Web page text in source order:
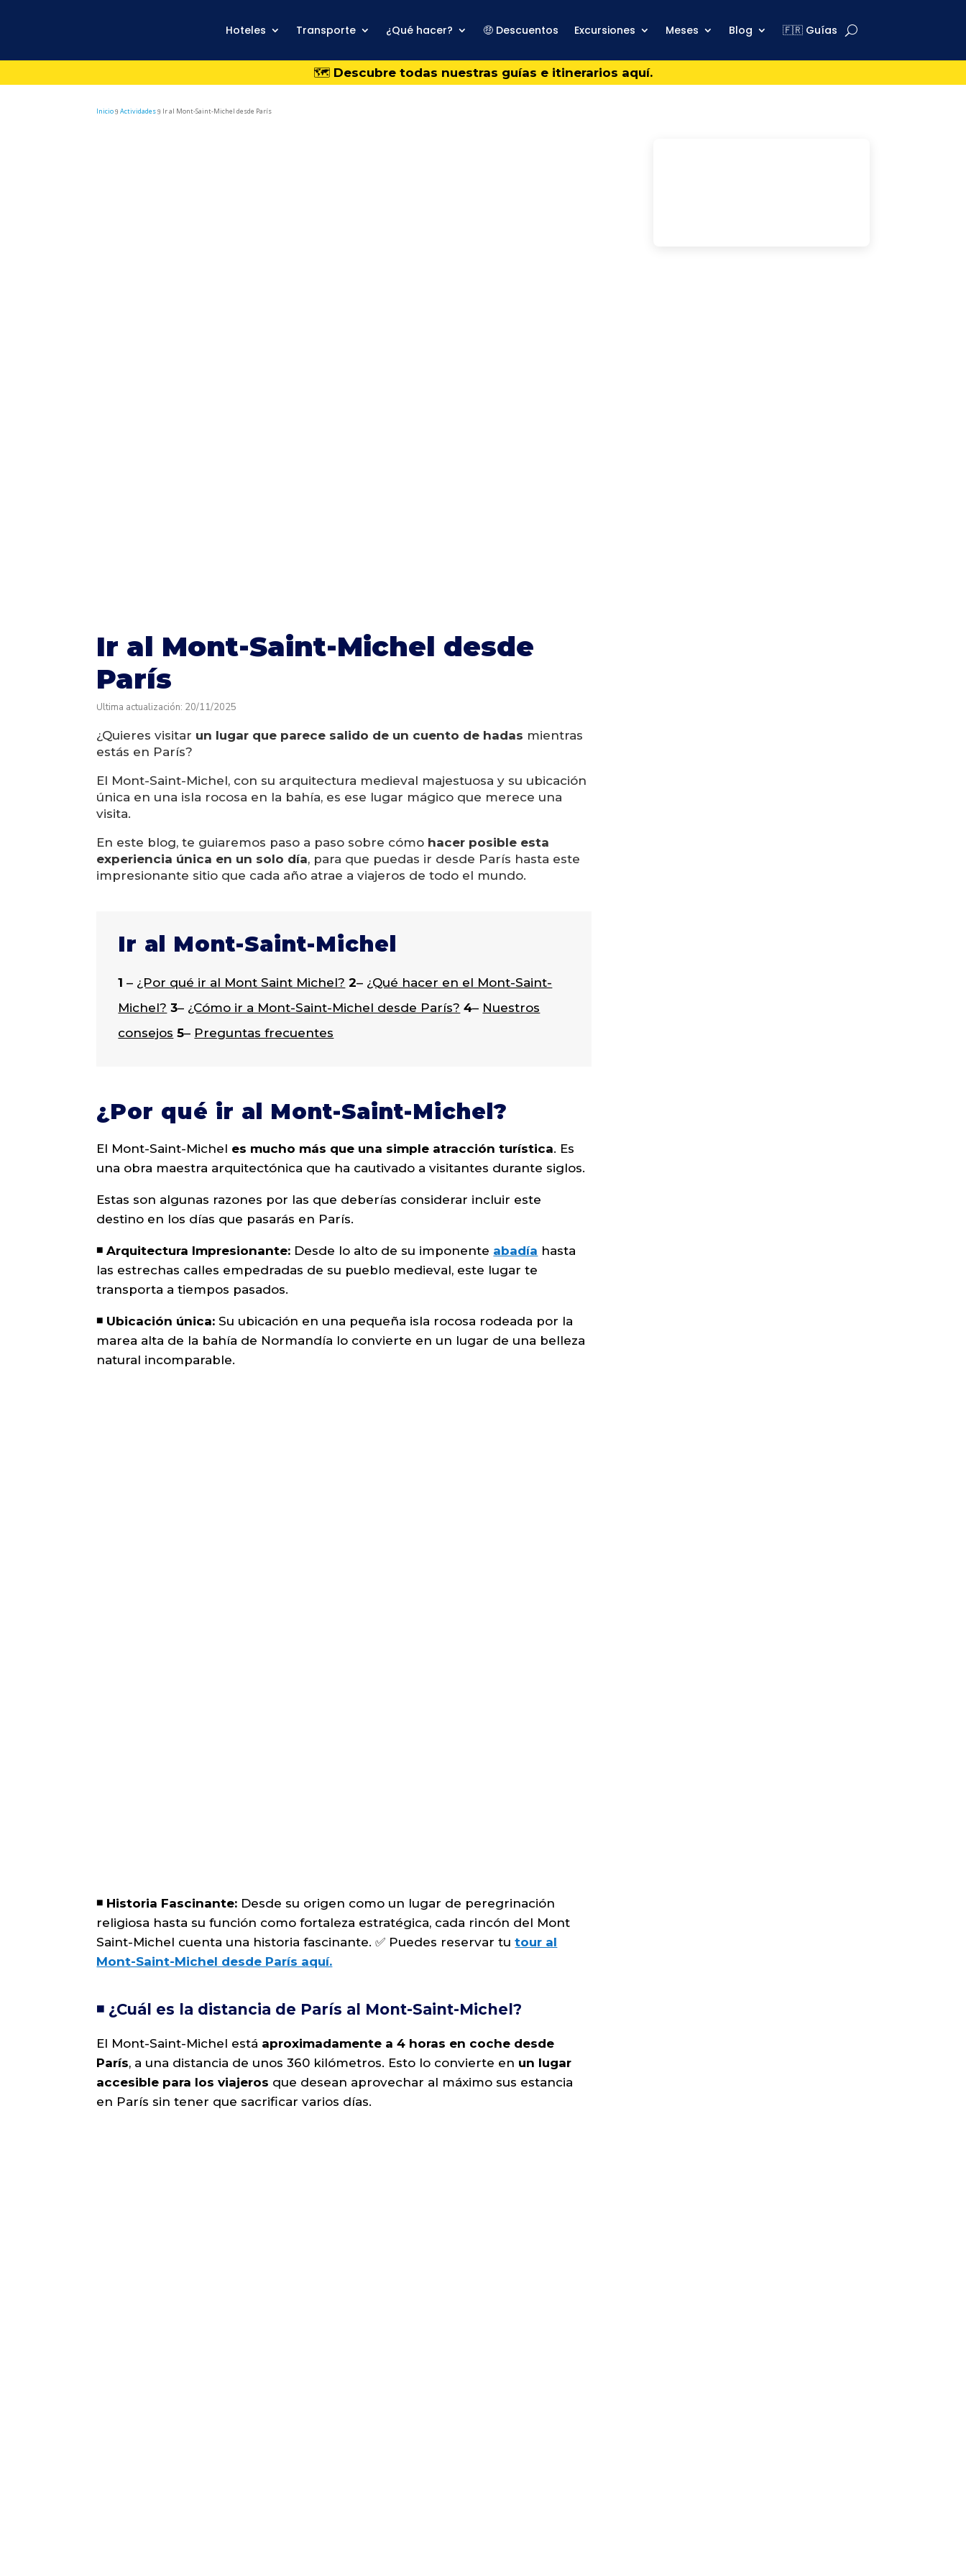
Hoteles Transporte ¿Qué hacer? 🤑 Descuentos Excursiones Meses Blog 🇫🇷 Guías
🗺️ Descubre todas nuestras guías e itinerarios aquí.
Inicio 9 Actividades 9 Ir al Mont-Saint-Michel desde París
Ir al Mont-Saint-Michel desde
París
Última actualización: 20/11/2025
¿Quieres visitar un lugar que parece salido de un cuento de hadas mientras
estás en París?
El Mont-Saint-Michel, con su arquitectura medieval majestuosa y su ubicación
única en una isla rocosa en la bahía, es ese lugar mágico que merece una
visita.
En este blog, te guiaremos paso a paso sobre cómo hacer posible esta
experiencia única en un solo día, para que puedas ir desde París hasta este
impresionante sitio que cada año atrae a viajeros de todo el mundo.
Ir al Mont-Saint-Michel
1– ¿Por qué ir al Mont Saint Michel? 2– ¿Qué hacer en el Mont-Saint-
Michel? 3– ¿Cómo ir a Mont-Saint-Michel desde París? 4– Nuestros
consejos 5– Preguntas frecuentes
¿Por qué ir al Mont-Saint-Michel?
El Mont-Saint-Michel es mucho más que una simple atracción turística. Es
una obra maestra arquitectónica que ha cautivado a visitantes durante siglos.
Estas son algunas razones por las que deberías considerar incluir este
destino en los días que pasarás en París.
◾️ Arquitectura Impresionante: Desde lo alto de su imponente abadía hasta
las estrechas calles empedradas de su pueblo medieval, este lugar te
transporta a tiempos pasados.
◾️ Ubicación única: Su ubicación en una pequeña isla rocosa rodeada por la
marea alta de la bahía de Normandía lo convierte en un lugar de una belleza
natural incomparable.
◾️ Historia Fascinante: Desde su origen como un lugar de peregrinación
religiosa hasta su función como fortaleza estratégica, cada rincón del Mont
Saint-Michel cuenta una historia fascinante. ✅ Puedes reservar tutour al
Mont-Saint-Michel desde París aquí.
◾️ ¿Cuál es la distancia de París al Mont-Saint-Michel?
El Mont-Saint-Michel está aproximadamente a 4 horas en coche desde
París, a una distancia de unos 360 kilómetros. Esto lo convierte en un lugar
accesible para los viajeros que desean aprovechar al máximo sus estancia
en París sin tener que sacrificar varios días.